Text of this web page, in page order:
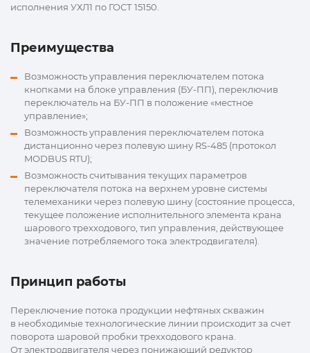
исполнения УХЛ1 по ГОСТ 15150.
Преимущества
Возможность управления переключателем потока
кнопками на блоке управления (БУ-ПП), переключив
переключатель на БУ-ПП в положение «местное
управление»;
Возможность управления переключателем потока
дистанционно через полевую шину RS-485 (протокол
MODBUS RTU);
Возможность считывания текущих параметров
переключателя потока на верхнем уровне системы
телемеханики через полевую шину (состояние процесса,
текущее положение исполнительного элемента крана
шарового трехходового, тип управления, действующее
значение потребляемого тока электродвигателя).
Принцип работы
Переключение потока продукции нефтяных скважин
в необходимые технологические линии происходит за счет
поворота шаровой пробки трехходового крана.
От электродвигателя через понижающий редуктор